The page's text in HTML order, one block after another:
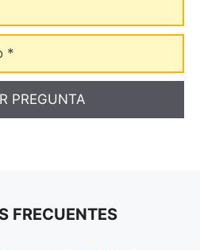
FRECUENTES